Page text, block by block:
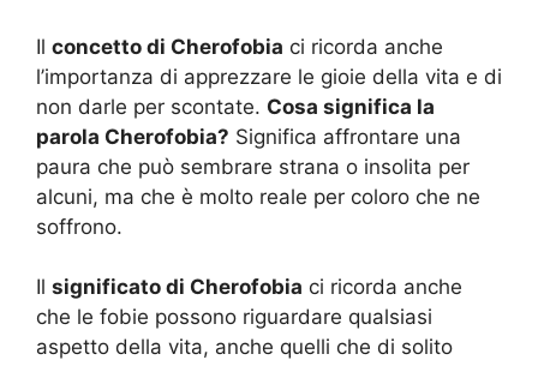
Il concetto di Cherofobia ci ricorda anche
l’importanza di apprezzare le gioie della vita e di
non darle per scontate. Cosa significa la
parola Cherofobia? Significa affrontare una
paura che può sembrare strana o insolita per
alcuni, ma che è molto reale per coloro che ne
soffrono.
Il significato di Cherofobia ci ricorda anche
che le fobie possono riguardare qualsiasi
aspetto della vita, anche quelli che di solito